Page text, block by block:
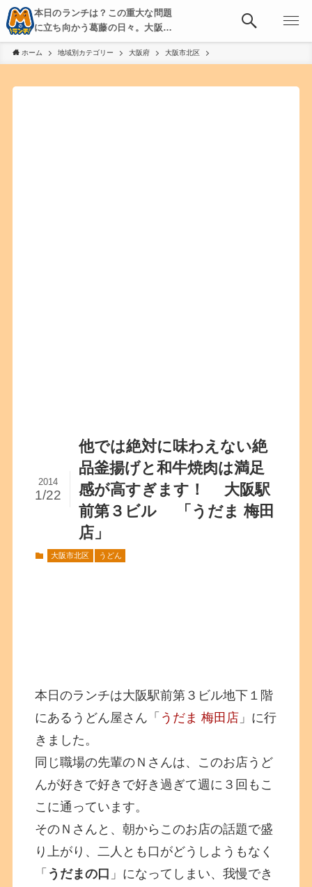
本日のランチは？この重大な問題
に立ち向かう葛藤の日々。大阪・
京都・神戸を中心とした食べ歩
き、飲み歩きを綴る。
ホーム 地域別カテゴリー 大阪府 大阪市北区
他では絶対に味わえない絶
品釜揚げと和牛焼肉は満足
感が高すぎます！ 大阪駅
前第３ビル 「うだま 梅田
店」
2014
1/22
大阪市北区 うどん
本日のランチは大阪駅前第３ビル地下１階
にあるうどん屋さん「 うだま 梅田店 」に行
きました。
同じ職場の先輩のＮさんは、このお店うど
んが好きで好きで好き過ぎて週に３回もこ
こに通っています。
そのＮさんと、朝からこのお店の話題で盛
り上がり、二人とも口がどうしようもなく
「 うだまの口 」になってしまい、我慢でき